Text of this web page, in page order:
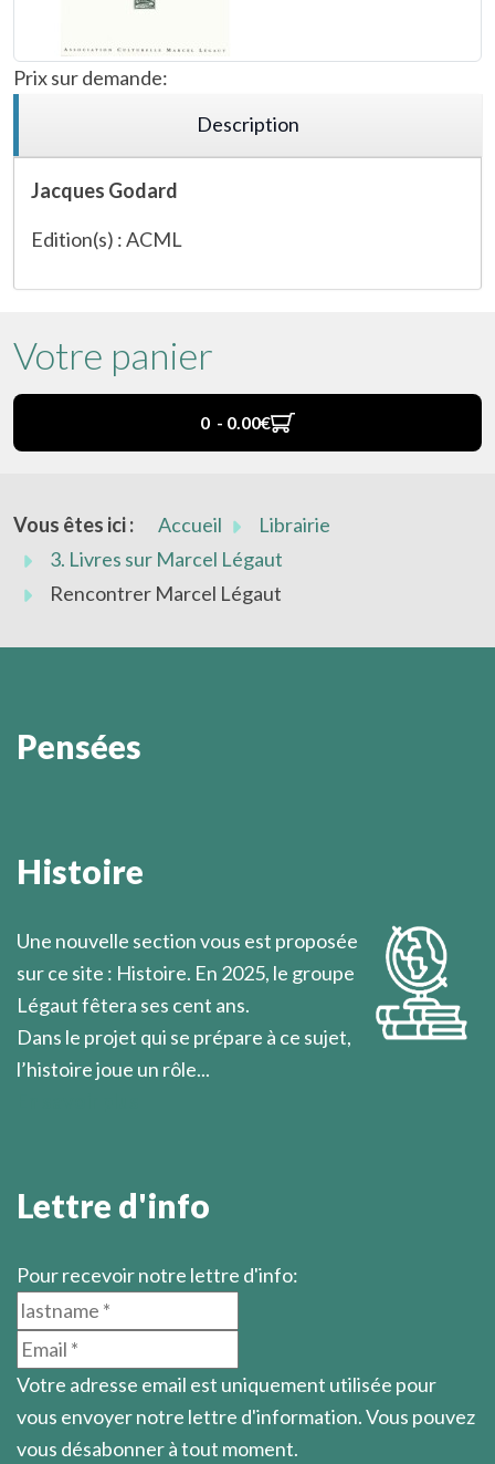
Prix sur demande:
Description
Jacques Godard
Edition(s) : ACML
Votre panier
0 - 0.00‎€
Vous êtes ici : Accueil
Librairie
3. Livres sur Marcel Légaut
Rencontrer Marcel Légaut
Pensées
Marcel Légaut
Histoire
Une nouvelle section vous est proposée
sur ce site : Histoire. En 2025, le groupe
Légaut fêtera ses cent ans.
Dans le projet qui se prépare à ce sujet,
l’histoire joue un rôle...
Lettre d'info
Pour recevoir notre lettre d'info:
Votre adresse email est uniquement utilisée pour
vous envoyer notre lettre d'information. Vous pouvez
vous désabonner à tout moment.